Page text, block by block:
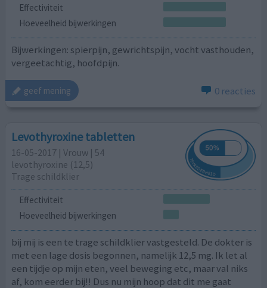
Effectiviteit
Hoeveelheid bijwerkingen
Bijwerkingen: spierpijn, gewrichtspijn, vocht vasthouden,
vergeetachtig, hoofdpijn.
geef mening 0 reacties
Levothyroxine tabletten
16-05-2017 | Vrouw | 54
levothyroxine (12,5)
Trage schildklier
Effectiviteit
Hoeveelheid bijwerkingen
bij mij is een te trage schildklier vastgesteld. De dokter is
met een lage dosis begonnen, namelijk 12,5 mg. Ik let al
een tijdje op mijn eten, veel beweging etc, maar val niks
af, kom eerder bij!! Dus nu mijn hoop dat dit me gaat